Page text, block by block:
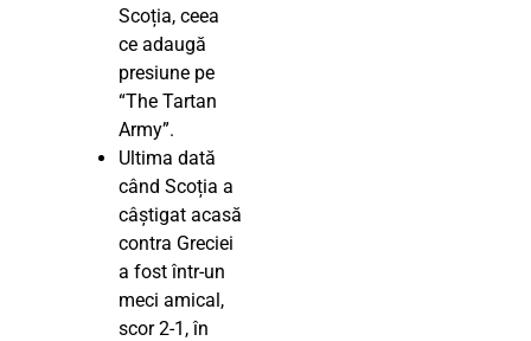
Scoția, ceea
ce adaugă
presiune pe
“The Tartan
Army”.
Ultima dată
când Scoția a
câștigat acasă
contra Greciei
a fost într-un
meci amical,
scor 2-1, în